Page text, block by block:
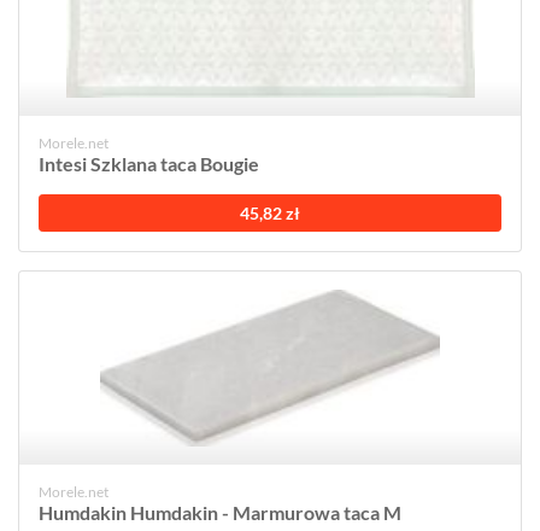
Morele.net
Intesi Szklana taca Bougie
45,82 zł
Morele.net
Humdakin Humdakin - Marmurowa taca M